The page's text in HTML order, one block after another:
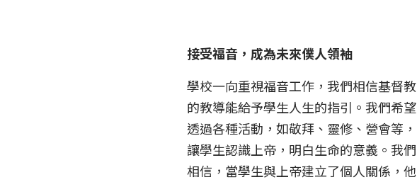
接受福音，成為未來僕人領袖
學校一向重視福音工作，我們相信基督教
的教導能給予學生人生的指引。我們希望
透過各種活動，如敬拜、靈修、營會等，
讓學生認識上帝，明白生命的意義。我們
相信，當學生與上帝建立了個人關係，他